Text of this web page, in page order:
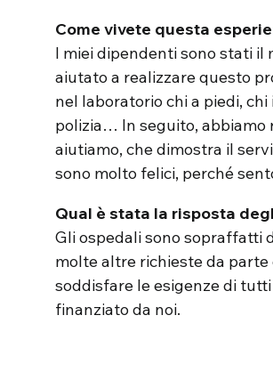
Come vivete questa
I miei dipendenti sono stati il
aiutato a realizzare questo
nel laboratorio chi a piedi,
polizia… In seguito, abbiamo
aiutiamo, che dimostra il
sono molto felici, perché
Qual è stata la risposta
Gli ospedali sono sopraffatti
molte altre richieste da
soddisfare le esigenze di
finanziato da noi.